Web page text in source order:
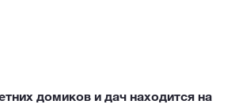
домиков и дач находится на